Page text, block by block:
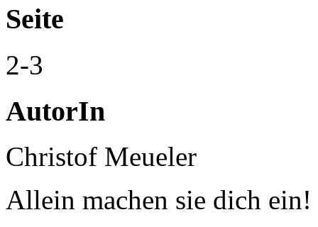
Seite
2-3
AutorIn
Christof Meueler
Allein machen sie dich ein!